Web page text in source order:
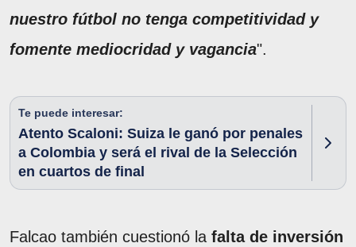
nuestro fútbol no tenga competitividad y
fomente mediocridad y vagancia".
Te puede interesar:
Atento Scaloni: Suiza le ganó por penales
a Colombia y será el rival de la Selección
en cuartos de final
Falcao también cuestionó la falta de inversión